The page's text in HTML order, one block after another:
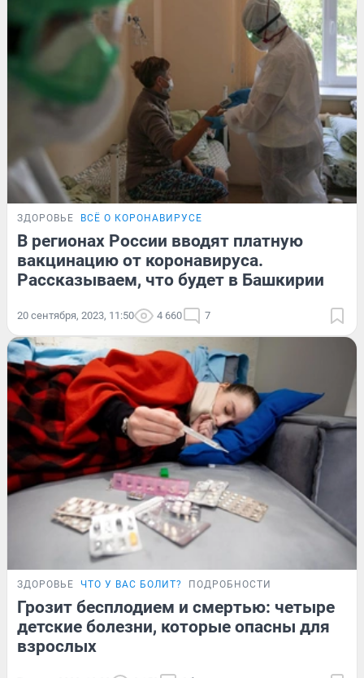
ЗДОРОВЬЕ ВСЁ О КОРОНАВИРУСЕ
В регионах России вводят платную
вакцинацию от коронавируса.
Рассказываем, что будет в Башкирии
20 сентября, 2023, 11:50 4 660 7
ЗДОРОВЬЕ ЧТО У ВАС БОЛИТ? ПОДРОБНОСТИ
Грозит бесплодием и смертью: четыре
детские болезни, которые опасны для
взрослых